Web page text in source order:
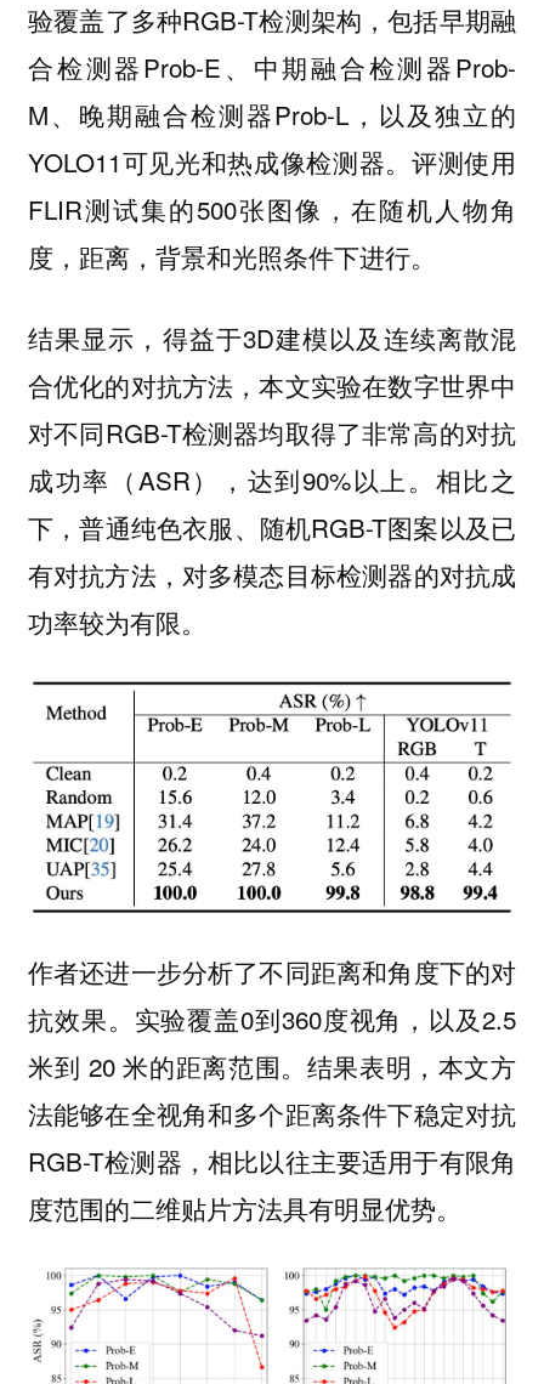
验覆盖了多种RGB-T检测架构，包括早期融
合检测器Prob-E、中期融合检测器Prob-
M、晚期融合检测器Prob-L，以及独立的
YOLO11可见光和热成像检测器。评测使用
FLIR测试集的500张图像，在随机人物角
度，距离，背景和光照条件下进行。
结果显示，得益于3D建模以及连续离散混
合优化的对抗方法，本文实验在数字世界中
对不同RGB-T检测器均取得了非常高的对抗
成功率（ASR），达到90%以上。相比之
下，普通纯色衣服、随机RGB-T图案以及已
有对抗方法，对多模态目标检测器的对抗成
功率较为有限。
作者还进一步分析了不同距离和角度下的对
抗效果。实验覆盖0到360度视角，以及2.5
米到 20 米的距离范围。结果表明，本文方
法能够在全视角和多个距离条件下稳定对抗
RGB-T检测器，相比以往主要适用于有限角
度范围的二维贴片方法具有明显优势。